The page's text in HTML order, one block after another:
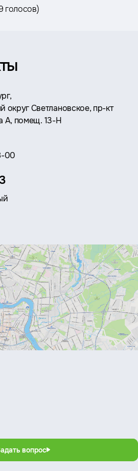
голосов)
округ Светлановское, пр-кт
А, помещ. 13-Н
00
вопрос